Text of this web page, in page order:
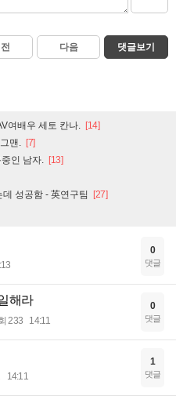
다음 댓글보기
여배우 세토 칸나. [14]
맨. [7]
인 남자. [13]
성공함 - 英연구팀 [27]
0
댓글
해라
233 14:11
0
댓글
14:11
1
댓글